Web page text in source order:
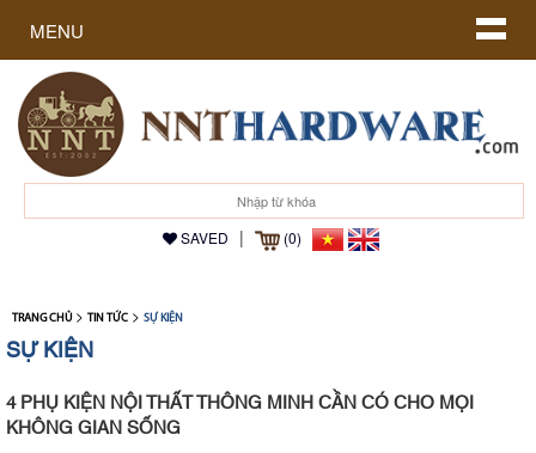
SAVED | (0)
MENU
TRANG CHỦ> TIN TỨC > SỰ KIỆN
SỰ KIỆN
4 PHỤ KIỆN NỘI THẤT THÔNG MINH CẦN CÓ CHO MỌI
KHÔNG GIAN SỐNG